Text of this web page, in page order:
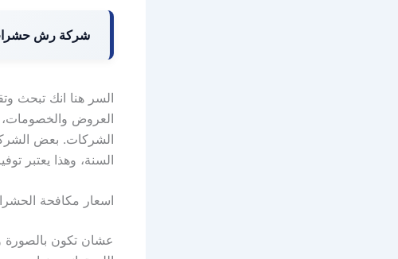
شركة رش
السر هنا انك تبحث
العروض
الشركات. بعض
السنة، وهذا يعتبر
اسعار مكافحة
عشان تكون